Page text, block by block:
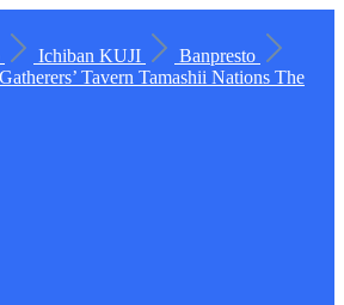
Ichiban KUJI
Banpresto
Gatherers’ Tavern Tamashii Nations The